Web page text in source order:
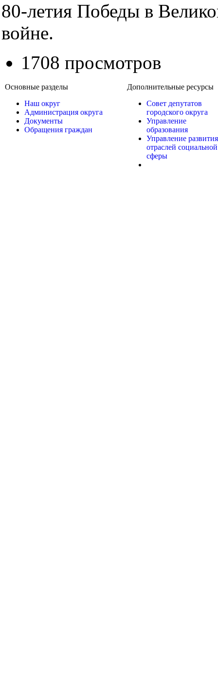
80-летия Победы в
войне.
1708 просмотров
Основные разделы
Наш округ
Администрация округа
Документы
Обращения граждан
Дополнительные ресурсы
Совет депутатов
городского округа
Управление
образования
Управление развития
отраслей социальной
сферы